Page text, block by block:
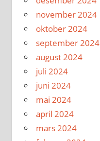
november 2024
oktober 2024
september 2024
august 2024
juli 2024
juni 2024
mai 2024
april 2024
mars 2024